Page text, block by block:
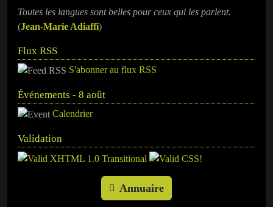
Toutes les langues sont belles pour ceux qui les parlent.
(Jean-Marie Adiaffi)
Flux RSS
S'abonner au flux RSS
Événements - 8 août
Calendrier
Validation
Annuaire